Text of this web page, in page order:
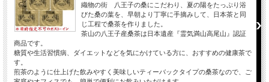
織物の街 八王子の桑にこだわり、夏の陽をたっぷり浴
びた桑の葉を、早朝より丁寧に手摘みして、日本茶と同
じ工程で桑茶を作りました。
茶山の八王子産桑茶は日本遺産『霊気満山高尾山』認証
商品です。
糖質や生活習慣病、ダイエットなどを気にかけている方に、おすすめの健康茶で
す。
煎茶のように仕上げた飲みやすく美味しいティーバックタイプの桑茶なので、ご